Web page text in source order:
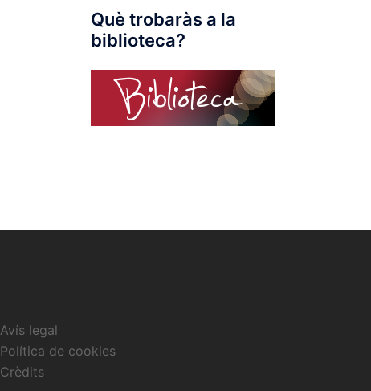
Què trobaràs a la
biblioteca?
Avís legal
Política de cookies
Crèdits